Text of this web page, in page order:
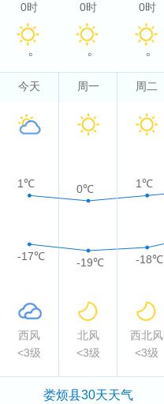
0时
°
0时
°
0时
°
今天 周一 周二
1℃ 0℃ 1℃
-17℃ -19℃ -18℃
西风 北风 西北风
<3级
<3级 <3级
娄烦县30天天气